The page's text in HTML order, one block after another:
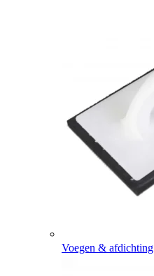
Voegen & afdichting